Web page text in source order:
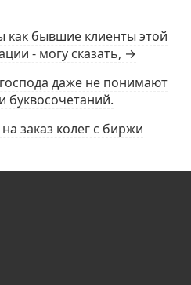
как бывшие клиенты этой
- могу сказать, →
даже не понимают
буквосочетаний.
заказ колег с биржи